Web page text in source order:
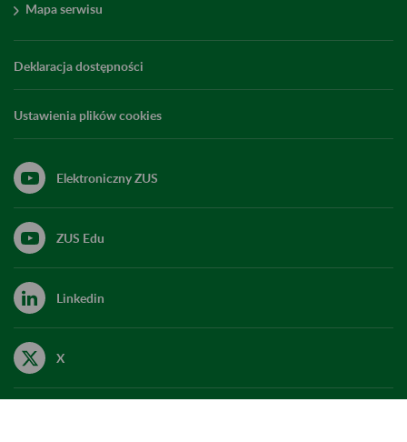
Mapa serwisu
Deklaracja dostępności
Ustawienia plików cookies
Elektroniczny ZUS
ZUS Edu
Linkedin
X